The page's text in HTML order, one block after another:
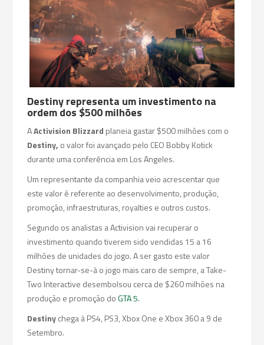
Destiny representa um investimento na
ordem dos $500 milhões
AActivision Blizzard planeia gastar $500 milhões com o
Destiny, o valor foi avançado pelo CEO Bobby Kotick
durante uma conferência em Los Angeles.
Um representante da companhia veio acrescentar que
este valor é referente ao desenvolvimento, produção,
promoção, infraestruturas, royalties e outros custos.
Segundo os analistas a Activision vai recuperar o
investimento quando tiverem sido vendidas 15 a 16
milhões de unidades do jogo. A ser gasto este valor
Destiny tornar-se-à o jogo mais caro de sempre, a Take-
Two Interactive desembolsou cerca de $260 milhões na
produção e promoção doGTA 5.
Destinychega à PS4, PS3, Xbox One e Xbox 360 a 9 de
Setembro.